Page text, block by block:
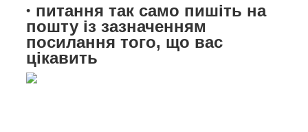
питання так само пишіть на
пошту із зазначенням
посилання того, що вас
цікавить